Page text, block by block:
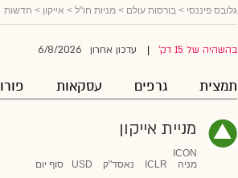
גלובס פיננסי > בורסות עולם > מניות חו"ל > אייקון > חדשות
בהשהיה של 15 דק' עדכון אחרון 6/8/2026
תמצית גרפים עסקאות
מניית אייקון
ICON
מניה
ICLR נאסד"ק USD סוף יום